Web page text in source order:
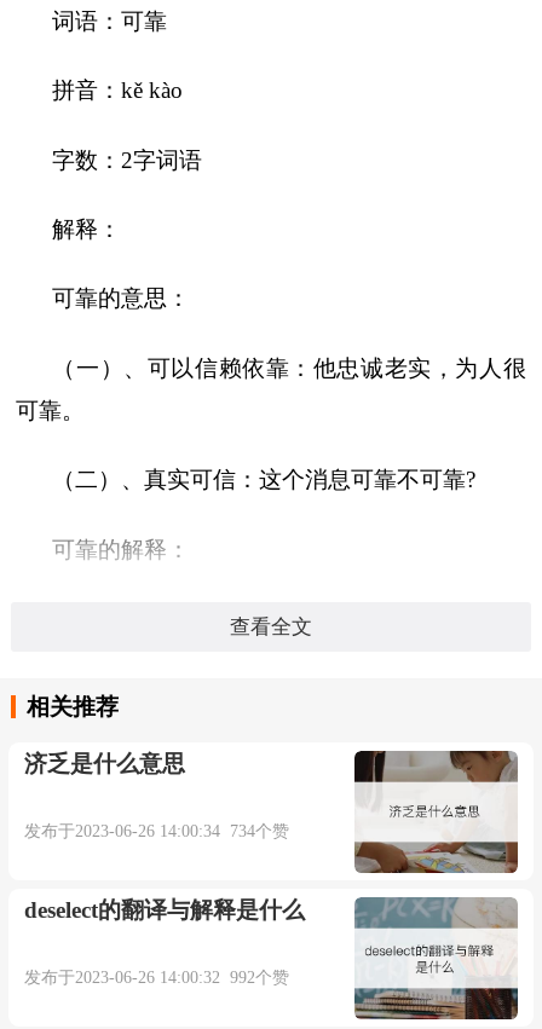
词语：可靠
拼音：kě kào
字数：2字词语
解释：
可靠的意思：
（一）、可以信赖依靠：他忠诚老实，为人很
可靠。
（二）、真实可信：这个消息可靠不可靠?
可靠的解释：
（一）、可以信赖依靠。
清 史致谔 《禀左宗棠》：“至属吏中结实可靠
《四世同堂》四七：“她看出来朋友们确是比 瑞丰
鲁迅 《书信集·致台静农》：“最可恨的是所闻
的多不可靠。” 曹禺 《日出》第二幕：“你怎么知
查看全文
相关推荐
济乏是什么意思
发布于2023-06-26 14:00:34 734个赞
deselect的翻译与解释是什么
发布于2023-06-26 14:00:32 992个赞